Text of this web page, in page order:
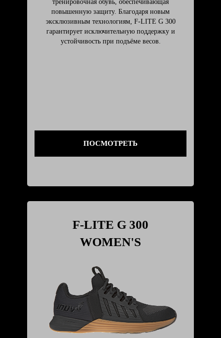
тренировочная обувь, обеспечивающая
повышенную защиту. Благодаря новым
эксклюзивным технологиям, F-LITE G 300
гарантирует исключительную поддержку и
устойчивость при подъёме весов.
ПОСМОТРЕТЬ
F-LITE G 300
WOMEN'S